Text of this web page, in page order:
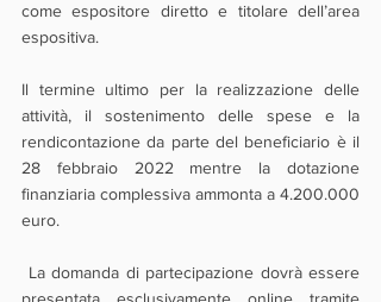
come espositore diretto e titolare dell’area
espositiva.
Il termine ultimo per la realizzazione delle
attività, il sostenimento delle spese e la
rendicontazione da parte del beneficiario è il
28 febbraio 2022 mentre la dotazione
finanziaria complessiva ammonta a 4.200.000
euro.